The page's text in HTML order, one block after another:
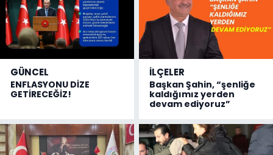
GÜNCEL
ENFLASYONU DİZE
GETİRECEĞİZ!
İLÇELER
Başkan Şahin, “şenliğe
kaldığımız yerden
devam ediyoruz”